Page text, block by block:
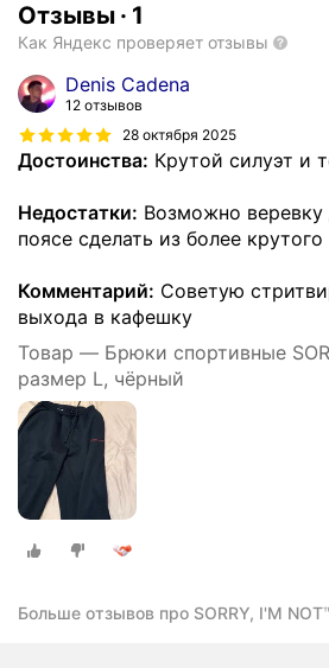
Отзывы · 1
Как Яндекс проверяет отзывы
Denis Cadena
12 отзывов
28 октября 2025
Достоинства: Крутой силуэт и
Недостатки: Возможно веревку
поясе сделать из более
Комментарий: Советую
выхода в кафешку
Товар — Брюки спортивные
размер L, чёрный
Больше отзывов про SORRY, I'M